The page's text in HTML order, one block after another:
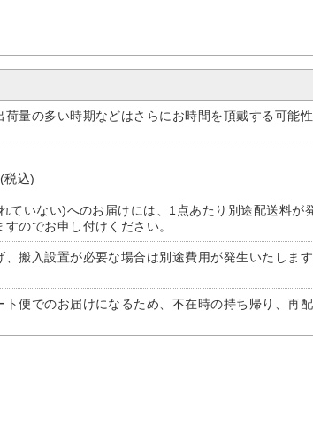
量の多い時期などはさらにお時間を頂戴する可能
税込)
いない)へのお届けには、1点あたり別途配送料が
のでお申し付けください。
搬入設置が必要な場合は別途費用が発生いたします
便でのお届けになるため、不在時の持ち帰り、再